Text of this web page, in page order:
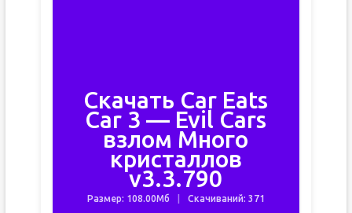
Скачать Car Eats
Car 3 — Evil Cars
взлом Много
кристаллов
v3.3.790
Размер: 108.00Мб Скачиваний: 371